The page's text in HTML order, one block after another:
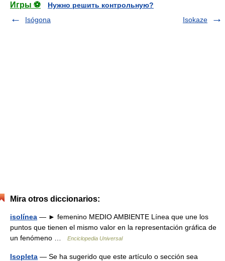
Игры ⚽
Нужно решить контрольную?
Isógona
Isokaze
Mira otros diccionarios:
isolínea — ► femenino MEDIO AMBIENTE Línea que une los
puntos que tienen el mismo valor en la representación gráfica de
un fenómeno …
Enciclopedia Universal
Isopleta — Se ha sugerido que este artículo o sección sea